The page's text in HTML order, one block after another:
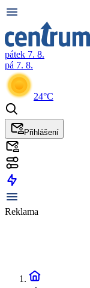
pátek 7. 8.
pá 7. 8.
24°C
Přihlášení
Reklama